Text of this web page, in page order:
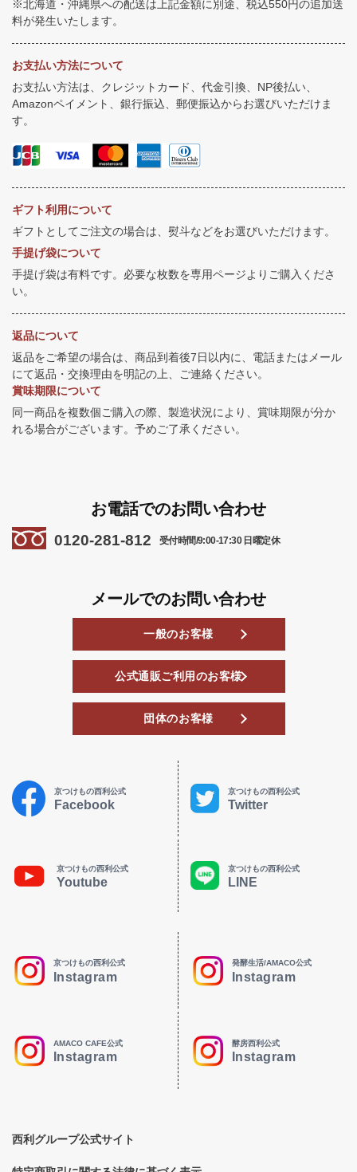
※北海道・沖縄県への配送は上記金額に別途、税込550円の追加送
料が発生いたします。
お支払い方法について
お支払い方法は、クレジットカード、代金引換、NP後払い、
Amazonペイメント、銀行振込、郵便振込からお選びいただけま
す。
ギフト利用について
ギフトとしてご注文の場合は、熨斗などをお選びいただけます。
手提げ袋について
手提げ袋は有料です。必要な枚数を専用ページよりご購入くださ
い。
返品について
返品をご希望の場合は、商品到着後7日以内に、電話またはメール
にて返品・交換理由を明記の上、ご連絡ください。
賞味期限について
同一商品を複数個ご購入の際、製造状況により、賞味期限が分か
れる場合がございます。予めご了承ください。
お電話でのお問い合わせ
0120-281-812 受付時間/9:00-17:30 日曜定休
メールでのお問い合わせ
一般のお客様
公式通販ご利用のお客様
団体のお客様
京つけもの西利公式
Facebook
京つけもの西利公式
Twitter
京つけもの西利公式
Youtube
京つけもの西利公式
LINE
京つけもの西利公式
Instagram
発酵生活/AMACO公式
Instagram
AMACO CAFE公式
Instagram
酵房西利公式
Instagram
西利グループ公式サイト